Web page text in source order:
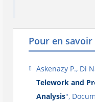
Pour en savoir
Askenazy P., Di
Telework and
Analysis",